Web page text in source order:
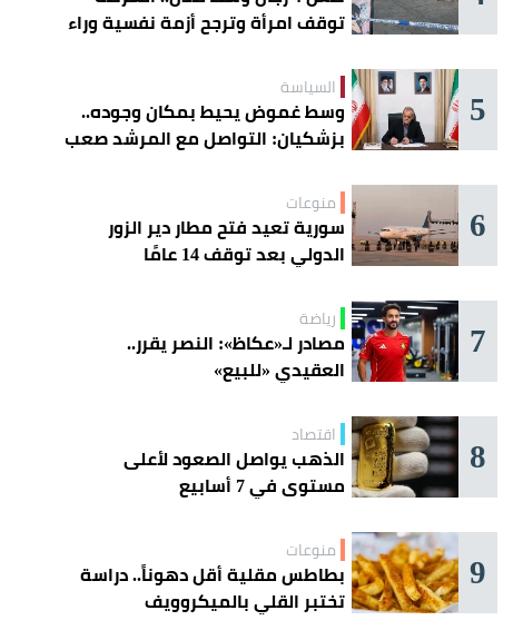
توقف امرأة وترجح أزمة نفسية وراء
5 السياسة
وسط غموض يحيط بمكان وجوده..
بزشكيان: التواصل مع المرشد صعب
6 منوعات
سورية تعيد فتح مطار دير الزور
الدولي بعد توقف 14 عامًا
7 رياضة
مصادر لـ«عكاظ»: النصر يقرر..
العقيدي «للبيع»
8 اقتصاد
الذهب يواصل الصعود لأعلى
مستوى في 7 أسابيع
9 منوعات
بطاطس مقلية أقل دهوناً.. دراسة
تختبر القلي بالميكروويف